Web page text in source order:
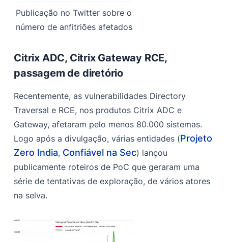
Publicação no Twitter sobre o
número de anfitriões afetados
Citrix ADC, Citrix Gateway RCE,
passagem de diretório
Recentemente, as vulnerabilidades Directory
Traversal e RCE, nos produtos Citrix ADC e
Gateway, afetaram pelo menos 80.000 sistemas.
Logo após a divulgação, várias entidades (Projeto
Zero India, Confiável na Sec) lançou
publicamente roteiros de PoC que geraram uma
série de tentativas de exploração, de vários atores
na selva.